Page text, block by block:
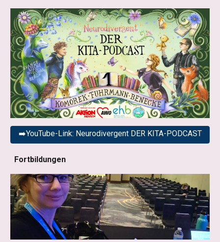
➡️YouTube-Link: Neurodivergent DER KITA-PODCAST
Fortbildungen